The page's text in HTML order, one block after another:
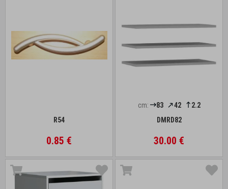
R54
0.85 €
cm: 83 42
2.2
DMRD82
30.00 €